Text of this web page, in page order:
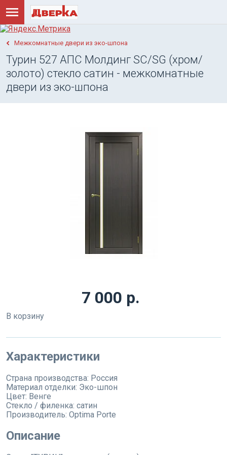
Межкомнатные двери из эко-шпона
Турин 527 АПС Молдинг SC/SG (хром/
золото) стекло сатин - межкомнатные
двери из эко-шпона
7 000 р.
В корзину
Характеристики
Страна производства: Россия
Материал отделки: Эко-шпон
Цвет: Венге
Стекло / филенка: сатин
Производитель: Optima Porte
Описание